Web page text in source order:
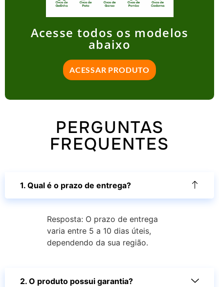
Acesse todos os modelos
abaixo
ACESSAR PRODUTO
PERGUNTAS
FREQUENTES
1. Qual é o prazo de entrega?
Resposta: O prazo de entrega
varia entre 5 a 10 dias úteis,
dependendo da sua região.
2. O produto possui garantia?